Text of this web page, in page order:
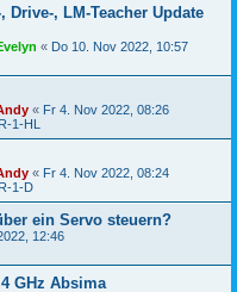
, LM-Teacher Update
« Do 10. Nov 2022, 10:57
« Fr 4. Nov 2022, 08:26
1-HL
« Fr 4. Nov 2022, 08:24
1-D
ein Servo steuern?
12:46
GHz Absima